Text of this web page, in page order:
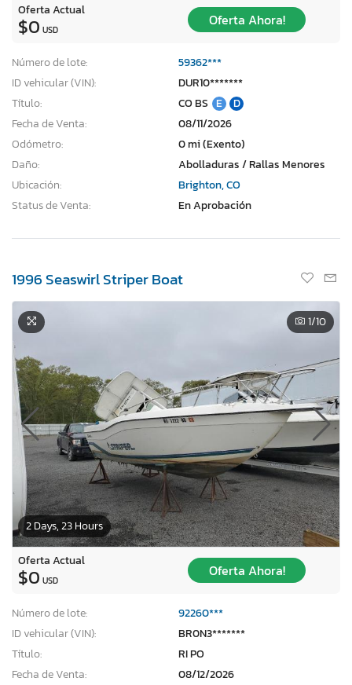
Oferta Actual
$0 USD
Oferta Ahora!
Número de lote:
59362***
ID vehicular (VIN):
DUR10*******
Título:
CO BS E
D
Fecha de Venta:
08/11/2026
Odómetro:
0 mi (Exento)
Daño:
Abolladuras / Rallas Menores
Ubicación:
Brighton, CO
Status de Venta:
En Aprobación
1996 Seaswirl Striper Boat
2 Days, 23 Hours
1/10
Oferta Actual
$0 USD
Oferta Ahora!
Número de lote:
92260***
ID vehicular (VIN):
BR0N3*******
Título:
RI PO
Fecha de Venta:
08/12/2026